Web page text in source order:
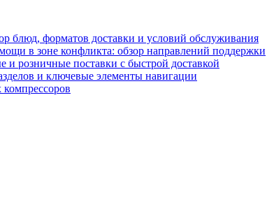
блюд, форматов доставки и условий обслуживания
в зоне конфликта: обзор направлений поддержки
и розничные поставки с быстрой доставкой
и ключевые элементы навигации